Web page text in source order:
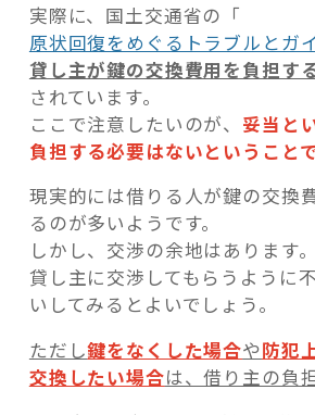
実際に、国土交通省の「
原状回復をめぐるトラブルとガ
貸し主が鍵の交換費用を負担す
されています。
ここで注意したいのが、 妥当と
負担する必要はないということ
現実的には借りる人が鍵の交換
るのが多いようです。
しかし、交渉の余地はあります。
貸し主に交渉してもらうように
いしてみるとよいでしょう。
ただし鍵をなくした場合や防犯
交換したい場合は、借り主の負